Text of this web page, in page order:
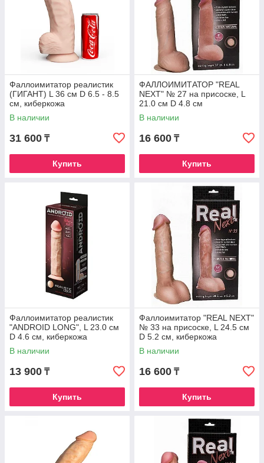
Фаллоимитатор реалистик
(ГИГАНТ) L 36 см D 6.5 - 8.5
см, киберкожа
В наличии
31 600 ₸
Купить
ФАЛЛОИМИТАТОР "REAL
NEXT" № 27 на присоске, L
21.0 см D 4.8 см
В наличии
16 600 ₸
Купить
Фаллоимитатор реалистик
"ANDROID LONG", L 23.0 см
D 4.6 см, киберкожа
В наличии
13 900 ₸
Купить
Фаллоимитатор "REAL NEXT"
№ 33 на присоске, L 24.5 см
D 5.2 см, киберкожа
В наличии
16 600 ₸
Купить